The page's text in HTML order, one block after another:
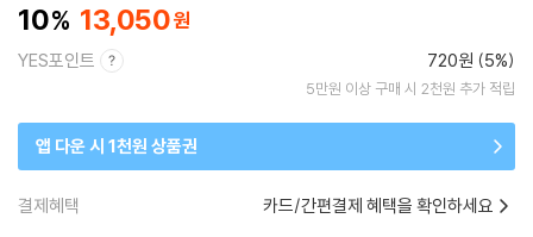
10 13,050
YES포인트 720원 (5%)
5만원 이상 구매 시 2천원 추가 적립
앱 다운 시 1천원 상품권
결제혜택 카드/간편결제 혜택을 확인하세요